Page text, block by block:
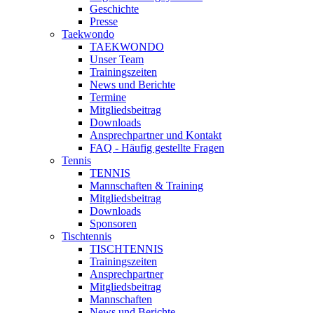
Geschichte
Presse
Taekwondo
TAEKWONDO
Unser Team
Trainingszeiten
News und Berichte
Termine
Mitgliedsbeitrag
Downloads
Ansprechpartner und Kontakt
FAQ - Häufig gestellte Fragen
Tennis
TENNIS
Mannschaften & Training
Mitgliedsbeitrag
Downloads
Sponsoren
Tischtennis
TISCHTENNIS
Trainingszeiten
Ansprechpartner
Mitgliedsbeitrag
Mannschaften